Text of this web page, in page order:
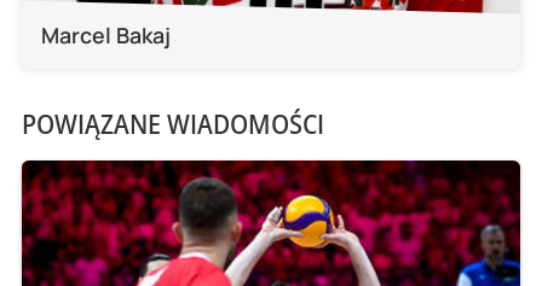
Marcel Bakaj
POWIĄZANE WIADOMOŚCI